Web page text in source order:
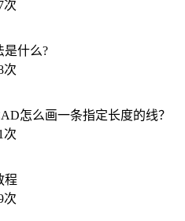
次
是什么?
次
怎么画一条指定长度的线？
次
程
次